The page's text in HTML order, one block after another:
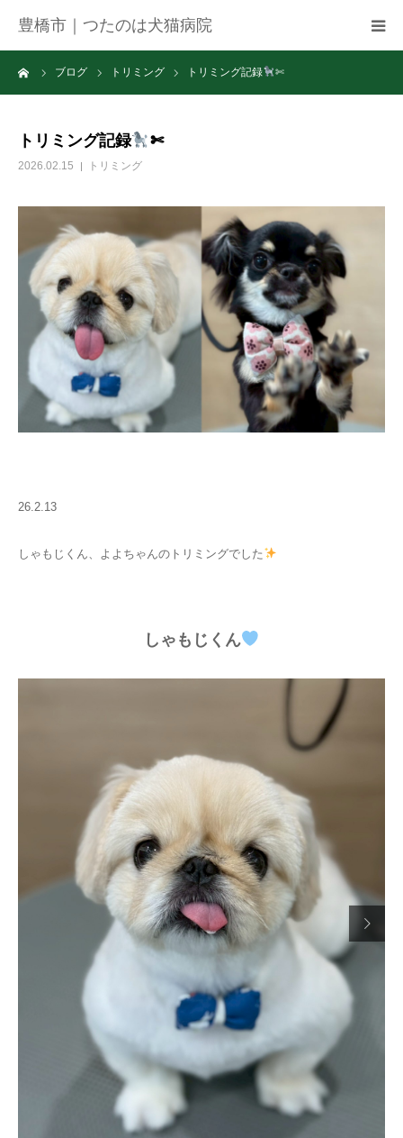
豊橋市｜つたのは犬猫病院
ブログ トリミング トリミング記録 ✄
トリミング記録 ✄
2026.02.15 トリミング
26.2.13
しゃもじくん、よよちゃんのトリミングでした
しゃもじくん

病院紹介
お知らせ
ブログ
お問い合わせ